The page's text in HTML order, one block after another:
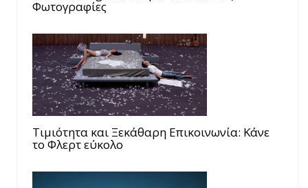
Φωτογραφίες
Τιμιότητα και Ξεκάθαρη Επικοινωνία: Κάνε
το Φλερτ εύκολο